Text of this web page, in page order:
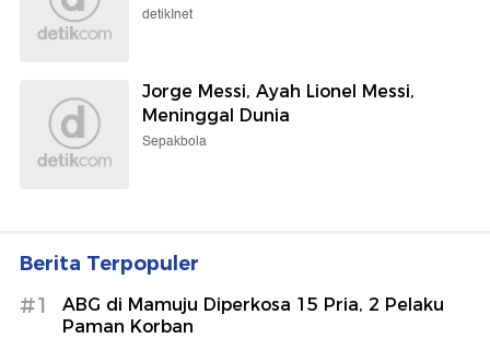
detikInet
Jorge Messi, Ayah Lionel Messi,
Meninggal Dunia
Sepakbola
Berita Terpopuler
#1
ABG di Mamuju Diperkosa 15 Pria, 2 Pelaku
Paman Korban